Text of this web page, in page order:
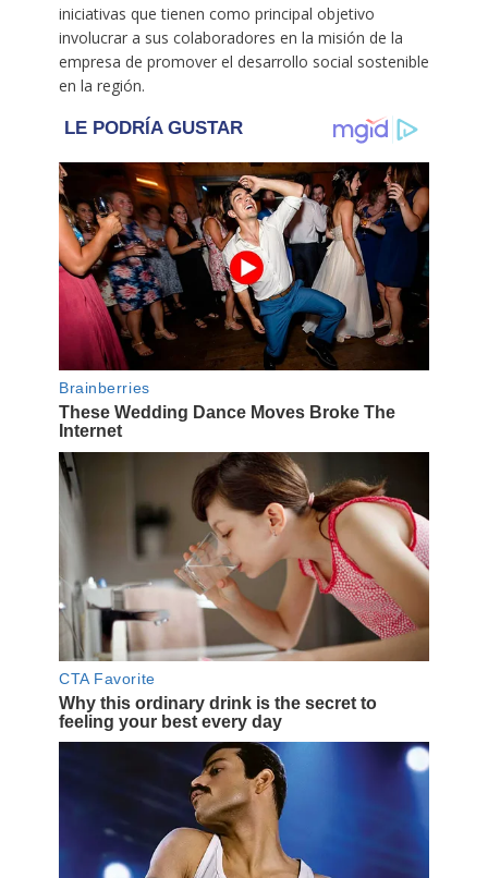
iniciativas que tienen como principal objetivo
involucrar a sus colaboradores en la misión de la
empresa de promover el desarrollo social sostenible
en la región.